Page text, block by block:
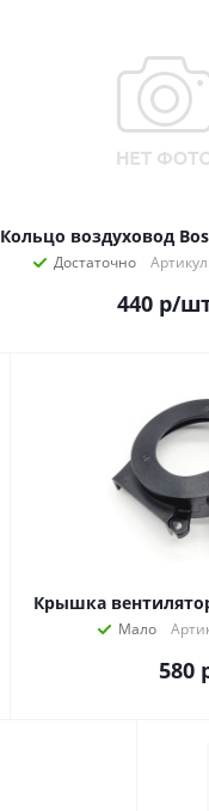
Кольцо воздуховод
Достаточно
440р/
Крышка
Мало
580